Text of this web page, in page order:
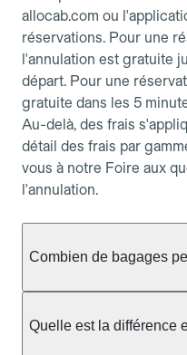
allocab.com ou
réservations. Pour une
l'annulation est gratuite
départ. Pour une
gratuite dans les 5
Au-delà, des frais
détail des frais par
vous à notre Foire aux
l'annulation.
Combien de bagages
taxi berline accueille en
Quelle est la différence